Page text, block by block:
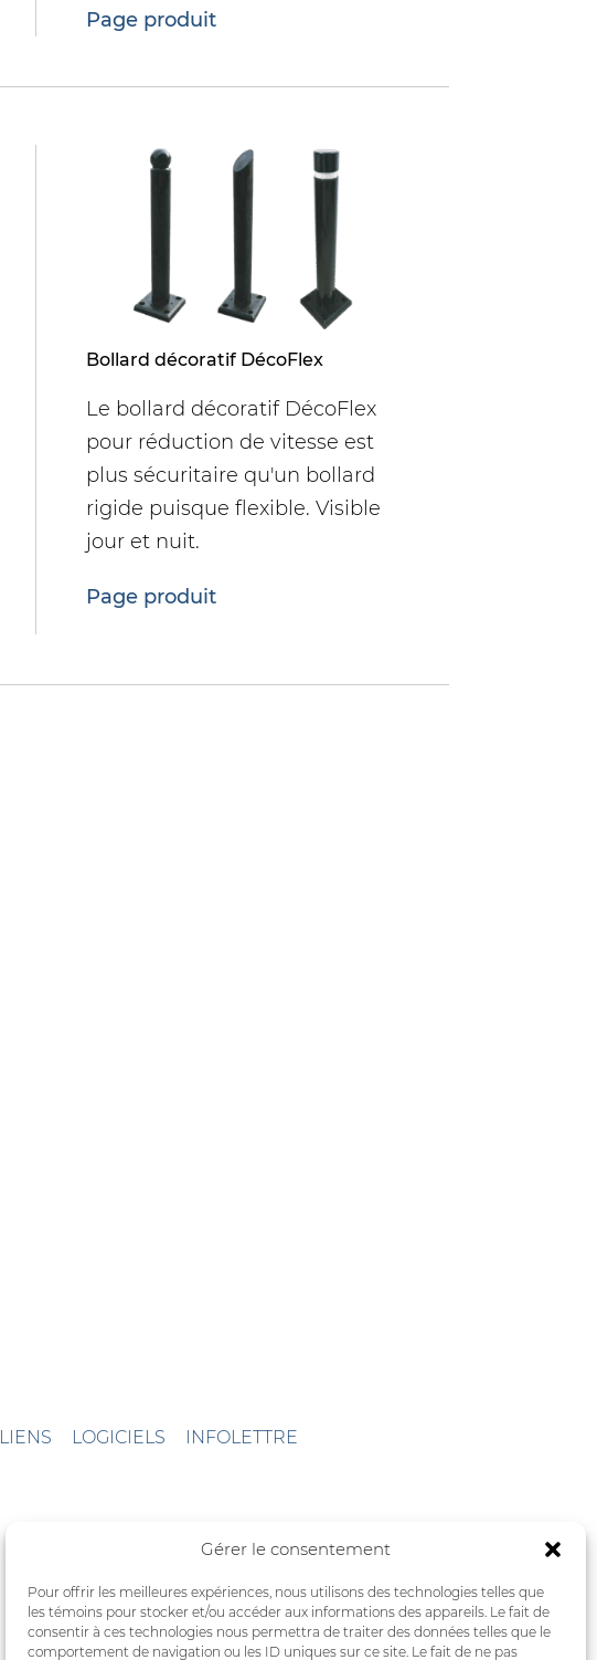
Gérer le consentement
Pour offrir les meilleures expériences, nous utilisons des technologies telles que
les témoins pour stocker et/ou accéder aux informations des appareils. Le fait de
consentir à ces technologies nous permettra de traiter des données telles que le
comportement de navigation ou les ID uniques sur ce site. Le fait de ne pas
Page produit
Bollard décoratif DécoFlex
Le bollard décoratif DécoFlex
pour réduction de vitesse est
plus sécuritaire qu'un bollard
rigide puisque flexible. Visible
jour et nuit.
Page produit
LIENS LOGICIELS INFOLETTRE